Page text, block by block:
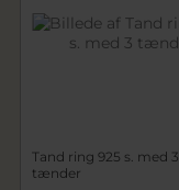
Tand ring 925 s. med 3
tænder